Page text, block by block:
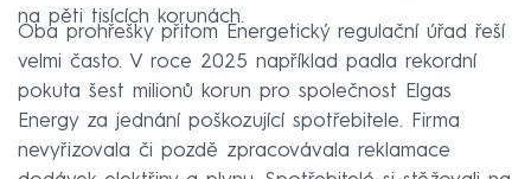
na pěti tisících korunách.
Oba prohřešky přitom Energetický regulační úřad řeší
velmi často. V roce 2025 například padla rekordní
pokuta šest milionů korun pro společnost Elgas
Energy za jednání poškozující spotřebitele. Firma
nevyřizovala či pozdě zpracovávala reklamace